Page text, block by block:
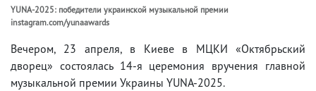
YUNA-2025: победители украинской музыкальной премии
instagram.com/yunaawards
Вечером, 23 апреля, в Киеве в МЦКИ «Октябрьский
дворец» состоялась 14-я церемония вручения главной
музыкальной премии Украины YUNA-2025.